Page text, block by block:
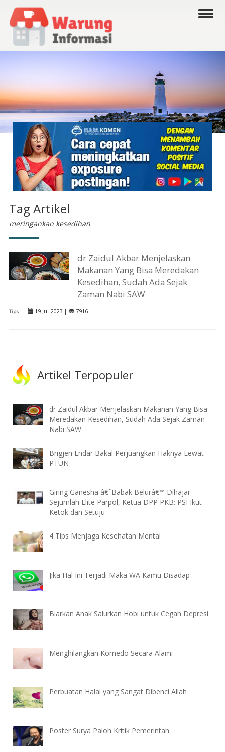
Tag Artikel
meringankan kesedihan
dr Zaidul Akbar Menjelaskan
Makanan Yang Bisa Meredakan
Kesedihan, Sudah Ada Sejak
Zaman Nabi SAW
Tips 19 Jul 2023 | 7916
Artikel Terpopuler
dr Zaidul Akbar Menjelaskan Makanan Yang Bisa
Meredakan Kesedihan, Sudah Ada Sejak Zaman
Nabi SAW
Brigjen Endar Bakal Perjuangkan Haknya Lewat
PTUN
Giring Ganesha â€˜Babak Belurâ€™ Dihajar
Sejumlah Elite Parpol, Ketua DPP PKB: PSI Ikut
Ketok dan Setuju
4 Tips Menjaga Kesehatan Mental
Jika Hal Ini Terjadi Maka WA Kamu Disadap
Biarkan Anak Salurkan Hobi untuk Cegah Depresi
Menghilangkan Komedo Secara Alami
Perbuatan Halal yang Sangat Dibenci Allah
Poster Surya Paloh Kritik Pemerintah